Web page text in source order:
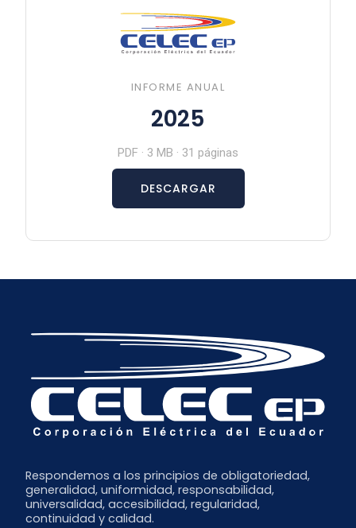
INFORME ANUAL
2025
PDF · 3 MB · 31 páginas
DESCARGAR
Respondemos a los principios de obligatoriedad,
generalidad, uniformidad, responsabilidad,
universalidad, accesibilidad, regularidad,
continuidad y calidad.